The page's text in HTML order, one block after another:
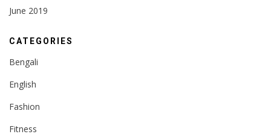
June 2019
CATEGORIES
Bengali
English
Fashion
Fitness